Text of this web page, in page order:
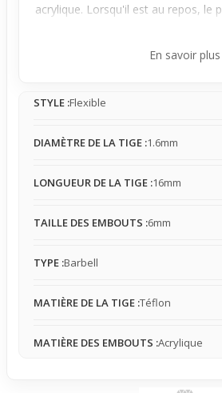
acrylique. Lorsqu'il est au repos, le
ses embouts noirs brillent
réagissent à la lumière UV, créant
est sobre ; on peut ressentir la
non gênant. Ce piercing est donc
majeure. Il s’impose comme un
un petit plus visuel dans des
vraiment faire la différence. C’est un
En savoir plus
STYLE :Flexible
DIAMÈTRE DE LA TIGE :1.6mm
LONGUEUR DE LA TIGE :16mm
TAILLE DES EMBOUTS :6mm
TYPE :Barbell
MATIÈRE DE LA TIGE :Téflon
MATIÈRE DES EMBOUTS :Acrylique